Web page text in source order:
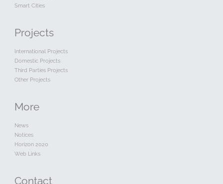
Smart Cities
Projects
International Projects
Domestic Projects
Third Parties Projects
Other Projects
More
News
Notices
Horizon 2020
Web Links
Contact